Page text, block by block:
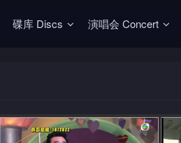
碟库 Discs 演唱会 Concert